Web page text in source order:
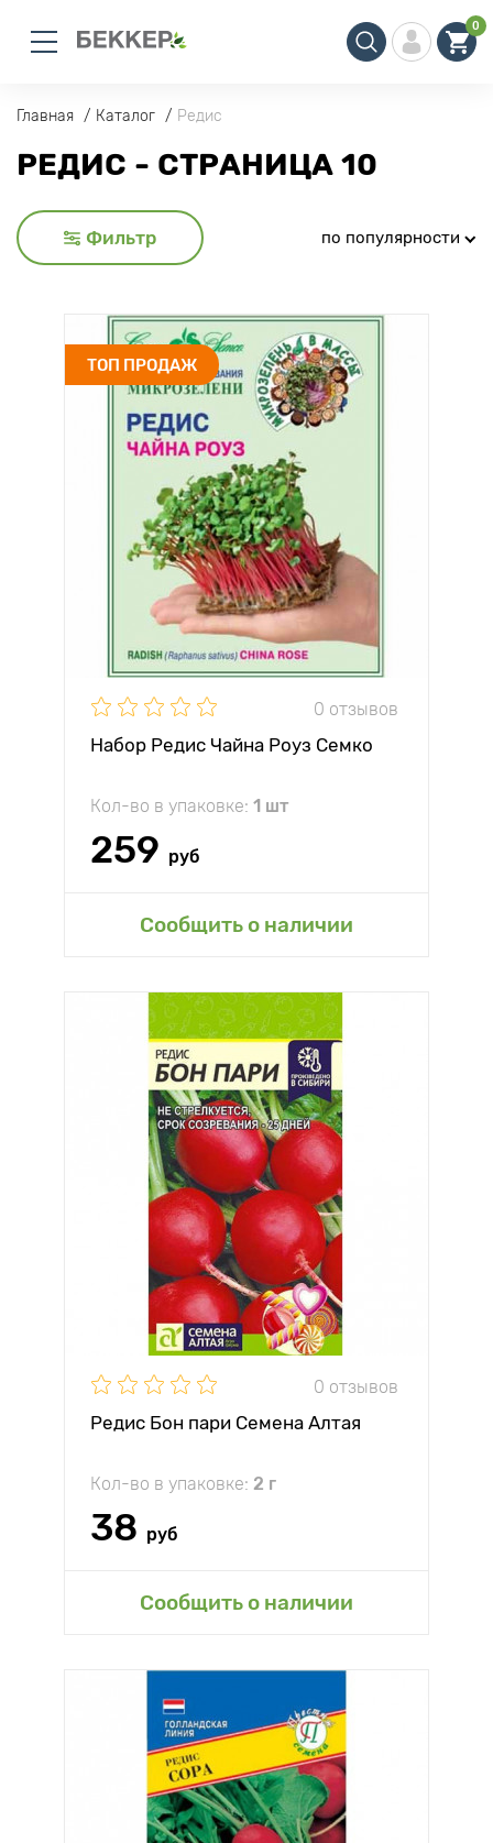
0
Главная Каталог Редис
РЕДИС - СТРАНИЦА 10
Фильтр по популярности
ТОП ПРОДАЖ
0 отзывов
Набор Редис Чайна Роуз Семко
Кол-во в упаковке: 1 шт
259 руб
Сообщить о наличии
0 отзывов
Редис Бон пари Семена Алтая
Кол-во в упаковке: 2 г
38 руб
Сообщить о наличии